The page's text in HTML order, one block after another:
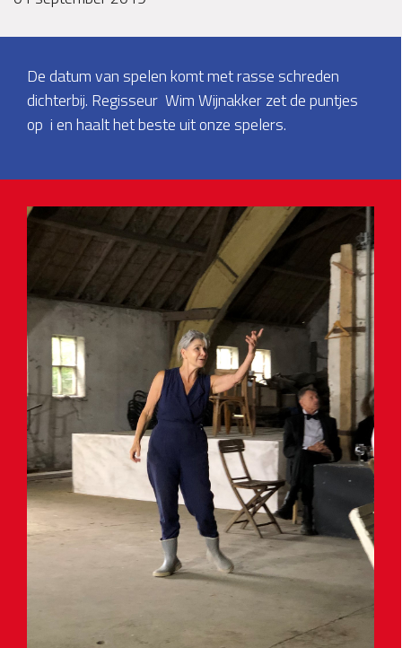
De datum van spelen komt met rasse schreden
dichterbij. Regisseur Wim Wijnakker zet de puntjes
op i en haalt het beste uit onze spelers.